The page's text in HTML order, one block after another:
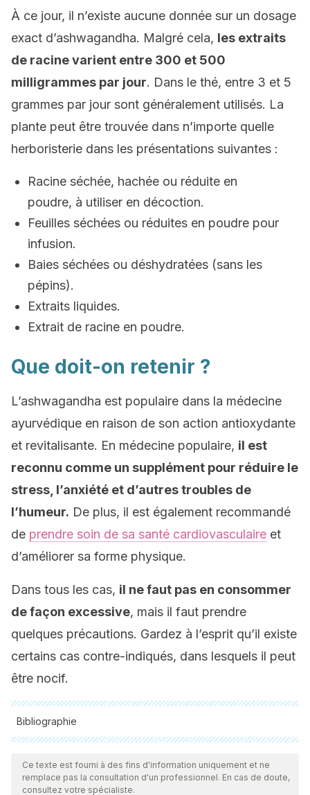
À ce jour, il n’existe aucune donnée sur un dosage
exact d’ashwagandha. Malgré cela, les extraits
de racine varient entre 300 et 500
milligrammes par jour. Dans le thé, entre 3 et 5
grammes par jour sont généralement utilisés. La
plante peut être trouvée dans n’importe quelle
herboristerie dans les présentations suivantes :
Racine séchée, hachée ou réduite en
poudre, à utiliser en décoction.
Feuilles séchées ou réduites en poudre pour
infusion.
Baies séchées ou déshydratées (sans les
pépins).
Extraits liquides.
Extrait de racine en poudre.
Que doit-on retenir ?
L’ashwagandha est populaire dans la médecine
ayurvédique en raison de son action antioxydante
et revitalisante. En médecine populaire, il est
reconnu comme un supplément pour réduire le
stress, l’anxiété et d’autres troubles de
l’humeur. De plus, il est également recommandé
de prendre soin de sa santé cardiovasculaire et
d’améliorer sa forme physique.
Dans tous les cas, il ne faut pas en consommer
de façon excessive, mais il faut prendre
quelques précautions. Gardez à l’esprit qu’il existe
certains cas contre-indiqués, dans lesquels il peut
être nocif.
Bibliographie
Toutes les sources citées ont été examinées en profondeur
par notre équipe pour garantir leur qualité, leur fiabilité, leur
actualité et leur validité. La bibliographie de cet article a été
Ce texte est fourni à des fins d'information uniquement et ne
remplace pas la consultation d'un professionnel. En cas de doute,
consultez votre spécialiste.